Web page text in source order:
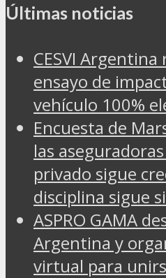
Últimas noticias
CESVI
ensayo de
vehículo 100%
Encuesta de
las
privado sigue
disciplina sigue
ASPRO GAMA
Argentina y
virtual para